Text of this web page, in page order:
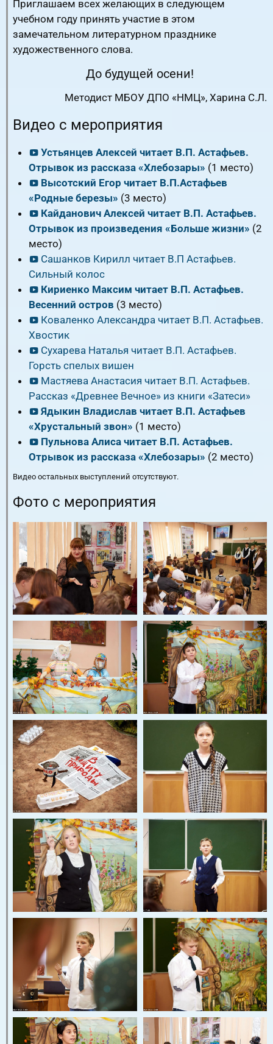
Приглашаем всех желающих в следующем
учебном году принять участие в этом
замечательном литературном празднике
художественного слова.
До будущей осени!
Методист МБОУ ДПО «НМЦ», Харина С.Л.
Видео с мероприятия
Устьянцев Алексей читает В.П. Астафьев.
Отрывок из рассказа «Хлебозары» (1 место)
Высотский Егор читает В.П.Астафьев
«Родные березы» (3 место)
Кайданович Алексей читает В.П. Астафьев.
Отрывок из произведения «Больше жизни» (2
место)
Сашанков Кирилл читает В.П Астафьев.
Сильный колос
Кириенко Максим читает В.П. Астафьев.
Весенний остров (3 место)
Коваленко Александра читает В.П. Астафьев.
Хвостик
Сухарева Наталья читает В.П. Астафьев.
Горсть спелых вишен
Мастяева Анастасия читает В.П. Астафьев.
Рассказ «Древнее Вечное» из книги «Затеси»
Ядыкин Владислав читает В.П. Астафьев
«Хрустальный звон» (1 место)
Пульнова Алиса читает В.П. Астафьев.
Отрывок из рассказа «Хлебозары» (2 место)
Видео остальных выступлений отсутствуют.
Фото с мероприятия